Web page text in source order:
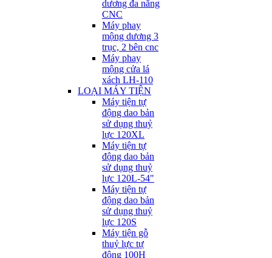
dương đa năng
CNC
Máy phay
mộng dương 3
trục, 2 bên cnc
Máy phay
mộng cửa lá
xách LH-110
LOẠI MÁY TIỆN
Máy tiện tự
động dao bản
sử dụng thuỷ
lực 120XL
Máy tiện tự
động dao bản
sử dụng thuỷ
lực 120L-54"
Máy tiện tự
động dao bản
sử dụng thuỷ
lực 120S
Máy tiện gỗ
thuỷ lực tự
động 100H